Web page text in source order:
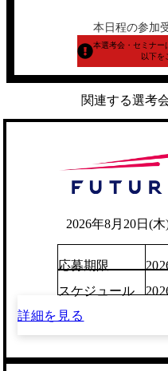
本日程の参加
本選考会・セミナー
以下を
関連する選考
2026年8月20日(
応募期限
スケジュール
詳細を見る